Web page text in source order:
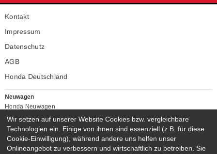
Kontakt
Impressum
Datenschutz
AGB
Honda Deutschland
Neuwagen
Honda Neuwagen
Gebrauchtwagen
Honda Gebrauchtwagen
Honda Vorführwagen
Gesamtbestand
Wir setzen auf unserer Website Cookies bzw. vergleichbare
Technologien ein. Einige von ihnen sind essenziell (z.B. für diese
Cookie-Einwilligung), während andere uns helfen unser
Onlineangebot zu verbessern und wirtschaftlich zu betreiben. Sie